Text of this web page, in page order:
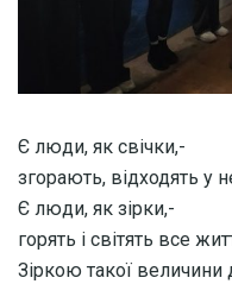
Є люди, як свічки,-
згорають, відходять у
Є люди, як зірки,-
горять і світять все
Зіркою такої величини